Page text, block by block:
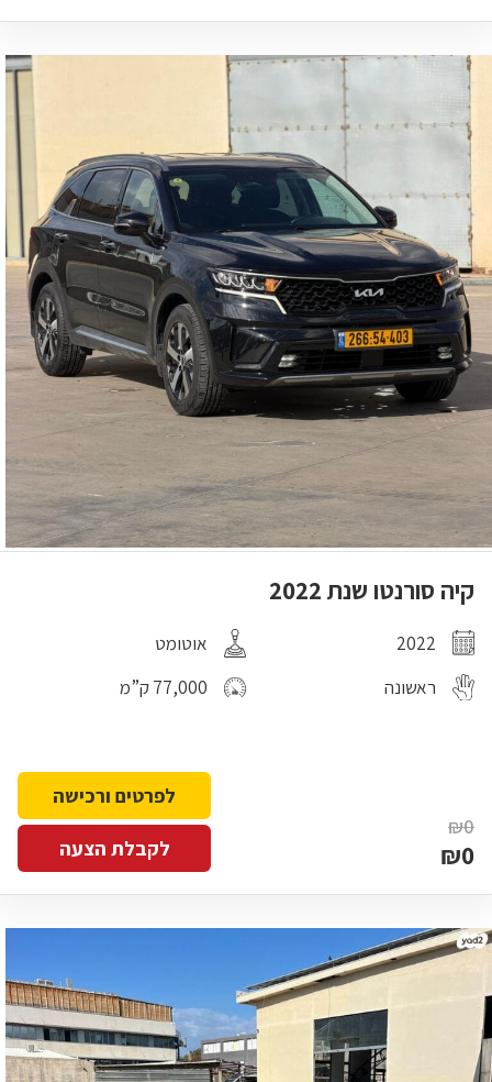
קיה סורנטו שנת 2022
2022
אוטומט
ראשונה
77,000 ק”מ
₪0
₪0
לפרטים ורכישה
לקבלת הצעה